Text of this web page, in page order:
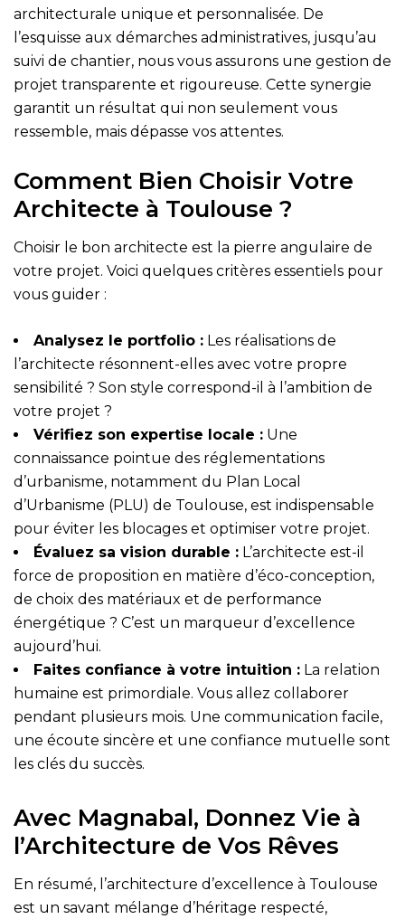
architecturale unique et personnalisée. De
l’esquisse aux démarches administratives, jusqu’au
suivi de chantier, nous vous assurons une gestion de
projet transparente et rigoureuse. Cette synergie
garantit un résultat qui non seulement vous
ressemble, mais dépasse vos attentes.
Comment Bien Choisir Votre
Architecte à Toulouse ?
Choisir le bon architecte est la pierre angulaire de
votre projet. Voici quelques critères essentiels pour
vous guider :
Analysez le portfolio : Les réalisations de
l’architecte résonnent-elles avec votre propre
sensibilité ? Son style correspond-il à l’ambition de
votre projet ?
Vérifiez son expertise locale : Une
connaissance pointue des réglementations
d’urbanisme, notamment du Plan Local
d’Urbanisme (PLU) de Toulouse, est indispensable
pour éviter les blocages et optimiser votre projet.
Évaluez sa vision durable : L’architecte est-il
force de proposition en matière d’éco-conception,
de choix des matériaux et de performance
énergétique ? C’est un marqueur d’excellence
aujourd’hui.
Faites confiance à votre intuition : La relation
humaine est primordiale. Vous allez collaborer
pendant plusieurs mois. Une communication facile,
une écoute sincère et une confiance mutuelle sont
les clés du succès.
Avec Magnabal, Donnez Vie à
l’Architecture de Vos Rêves
En résumé, l’architecture d’excellence à Toulouse
est un savant mélange d’héritage respecté,